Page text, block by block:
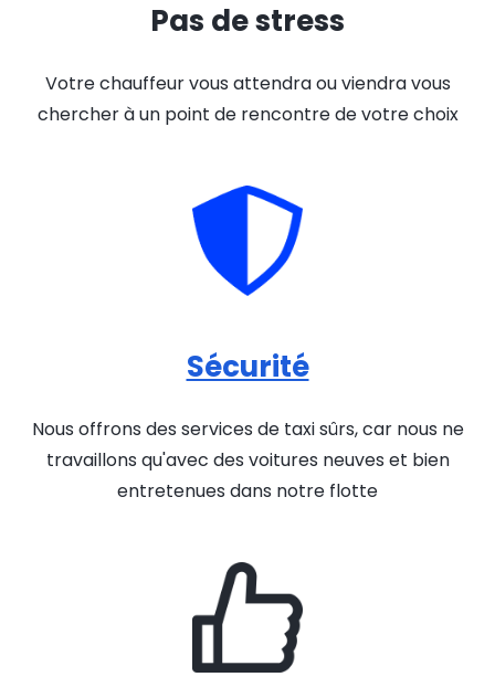
Pas de stress
Votre chauffeur vous attendra ou viendra vous
chercher à un point de rencontre de votre choix
Sécurité
Nous offrons des services de taxi sûrs, car nous ne
travaillons qu'avec des voitures neuves et bien
entretenues dans notre flotte